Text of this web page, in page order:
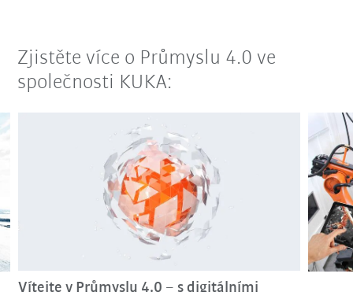
Zjistěte více o Průmyslu 4.0 ve
společnosti KUKA:
Vítejte v Průmyslu 4.0 – s digitálními